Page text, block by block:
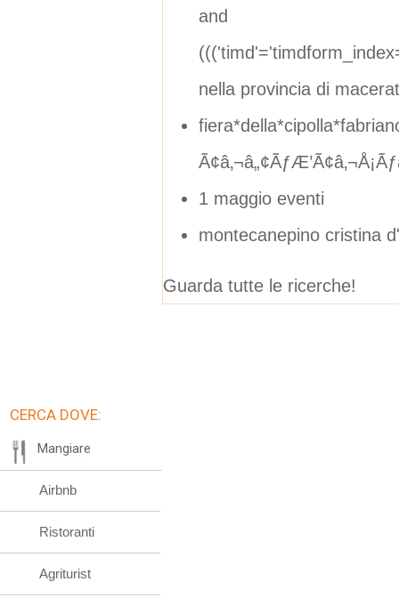
and
nella provincia di
1 maggio eventi
montecanepino cristina
Guarda tutte le ricerche!
CERCA DOVE:
Mangiare
Airbnb
Ristoranti
Agriturist